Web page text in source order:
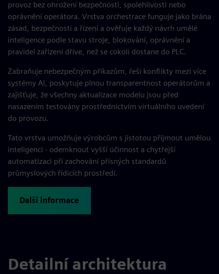
provoz bez ohrožení bezpečnosti, spolehlivosti nebo
oprávnění operátora. Vrstva orchestrace funguje jako brána
zásad, bezpečnosti a řízení a ověřuje každý návrh umělé
inteligence podle stavu stroje, blokování, oprávnění a
pravidel zařízení dříve, než se cokoli dostane do PLC.
Zabraňuje nebezpečným příkazům, řeší konflikty mezi více
systémy AI, poskytuje plnou transparentnost operátorům a
zajišťuje, že všechny aktualizace modelu jsou před
nasazením testovány prostřednictvím virtuálního uvedení
do provozu.
Tato vrstva umožňuje výrobcům s jistotou přijmout umělou
inteligenci - odemknout vyšší účinnost a chytřejší
automatizaci při zachování přísných standardů
průmyslových řídicích prostředí.
Další informace
Detailní architektura